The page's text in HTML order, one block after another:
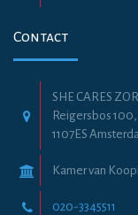
Contact
SHE CARES
Reigersbos
1107ES
Kamer van
020-3345511